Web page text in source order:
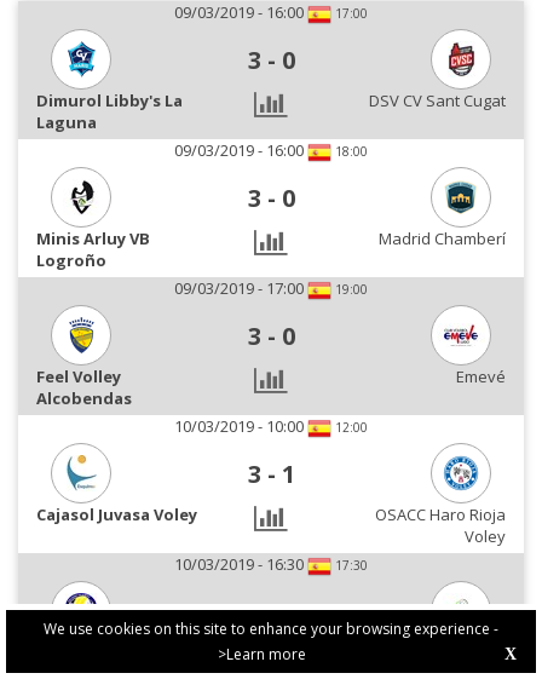
We use cookies on this site to enhance your browsing experience -
>Learn more
X
09/03/2019 - 16:00 17:00
3 - 0
Dimurol Libby's La
Laguna
DSV CV Sant Cugat
09/03/2019 - 16:00 18:00
3 - 0
Minis Arluy VB
Logroño
Madrid Chamberí
09/03/2019 - 17:00 19:00
3 - 0
Feel Volley
Alcobendas
Emevé
10/03/2019 - 10:00 12:00
3 - 1
Cajasol Juvasa Voley
OSACC Haro Rioja
Voley
10/03/2019 - 16:30
17:30
3-0
Canaria
ESD Granadas de Elche